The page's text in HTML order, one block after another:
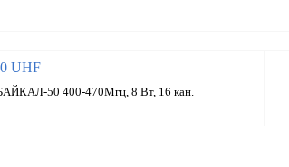
UHF
50 400-470Мгц, 8 Вт, 16 кан.